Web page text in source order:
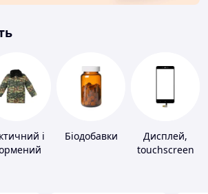
і
Біодобавки
Дисплей,
touchscreen